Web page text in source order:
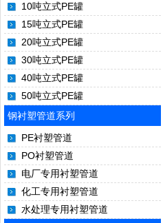
10吨立式PE罐
15吨立式PE罐
20吨立式PE罐
30吨立式PE罐
40吨立式PE罐
50吨立式PE罐
钢衬塑管道系列
PE衬塑管道
PO衬塑管道
电厂专用衬塑管道
化工专用衬塑管道
水处理专用衬塑管道